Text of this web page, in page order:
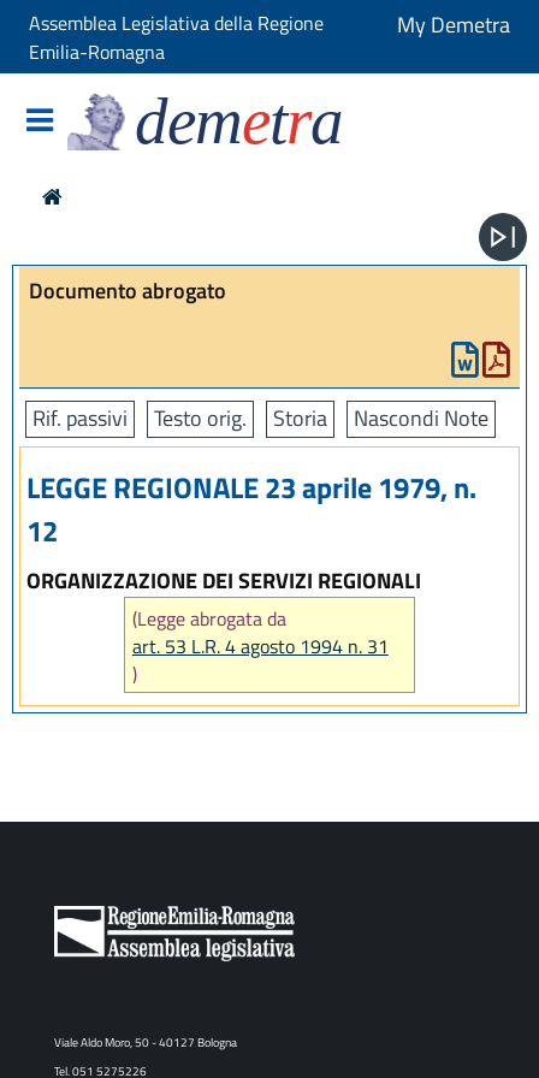
Assemblea Legislativa della Regione
Emilia-Romagna
My Demetra
demetra
Documento abrogato
Rif. passivi Testo orig. Storia Nascondi Note
LEGGE REGIONALE 23 aprile 1979, n.
12
ORGANIZZAZIONE DEI SERVIZI REGIONALI
(Legge abrogata da
art. 53 L.R. 4 agosto 1994 n. 31
)
Viale Aldo Moro, 50 - 40127 Bologna
Tel. 051 5275226